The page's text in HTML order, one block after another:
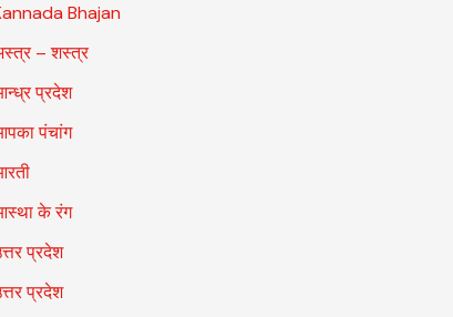
Bhajan
– शस्त्र
प्रदेश
पंचांग
के रंग
प्रदेश
प्रदेश